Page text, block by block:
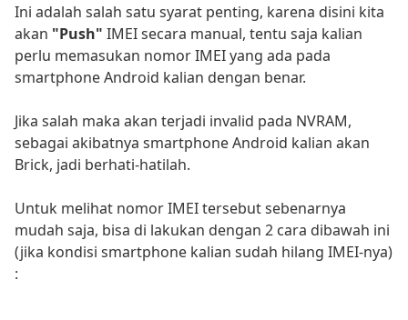
Ini adalah salah satu syarat penting, karena disini kita
akan "Push" IMEI secara manual, tentu saja kalian
perlu memasukan nomor IMEI yang ada pada
smartphone Android kalian dengan benar.
Jika salah maka akan terjadi invalid pada NVRAM,
sebagai akibatnya smartphone Android kalian akan
Brick, jadi berhati-hatilah.
Untuk melihat nomor IMEI tersebut sebenarnya
mudah saja, bisa di lakukan dengan 2 cara dibawah ini
(jika kondisi smartphone kalian sudah hilang IMEI-nya)
: